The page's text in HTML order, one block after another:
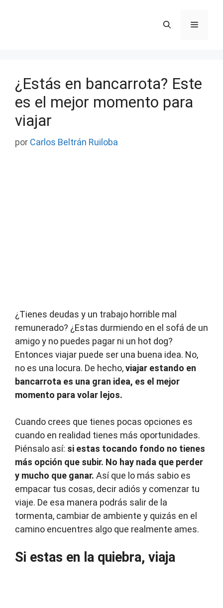
Menú
¿Estás en bancarrota? Este
es el mejor momento para
viajar
por Carlos Beltrán Ruiloba
¿Tienes deudas y un trabajo horrible mal
remunerado? ¿Estas durmiendo en el sofá de un
amigo y no puedes pagar ni un hot dog?
Entonces viajar puede ser una buena idea. No,
no es una locura. De hecho,viajar estando en
bancarrota es una gran idea, es el mejor
momento para volar lejos.
Cuando crees que tienes pocas opciones es
cuando en realidad tienes más oportunidades.
Piénsalo así: si estas tocando fondo no tienes
más opción que subir. No hay nada que perder
y mucho que ganar. Así que lo más sabio es
empacar tus cosas, decir adiós y comenzar tu
viaje. De esa manera podrás salir de la
tormenta, cambiar de ambiente y quizás en el
camino encuentres algo que realmente ames.
Si estas en la quiebra, viaja